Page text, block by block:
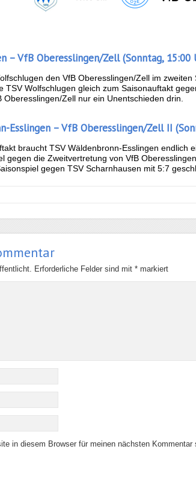
– VfB Oberesslingen/Zell (Sonntag, 15:00
den VfB Oberesslingen/Zell im
TSV Wolfschlugen gleich zum Saisonauftakt
Zell nur ein Unentschieden drin.
Esslingen – VfB Oberesslingen/Zell II
braucht TSV Wäldenbronn-Esslingen endlich
gegen die Zweitvertretung von VfB
gegen TSV Scharnhausen mit 5:7
Erforderliche Felder sind mit * markiert
in diesem Browser für meinen nächsten Kommentar